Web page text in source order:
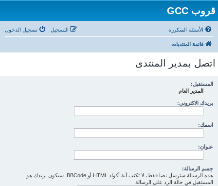
قروب GCC
الأسئلة المتكررة تسجيل الدخول التسجيل
قائمة المنتديات
اتصل بمدير المنتدى
المستقبل:
المدير العام
بريدك الاكتروني:
اسمك:
عنوان:
جسم الرسالة:
هذه الرسالة سترسل نصا فقط، لا تكتب أية أكواد HTML أو BBCode. سيكون بريدك هو
المستقبل في حالة الرد على الرسالة